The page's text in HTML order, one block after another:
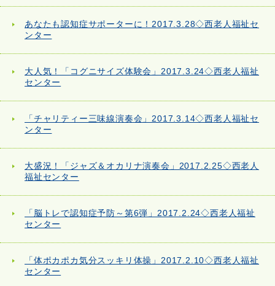
あなたも認知症サポーターに！2017.3.28◇西老人福祉セ
ンター
大人気！「コグニサイズ体験会」2017.3.24◇西老人福祉
センター
「チャリティー三味線演奏会」2017.3.14◇西老人福祉セ
ンター
大盛況！「ジャズ＆オカリナ演奏会」2017.2.25◇西老人
福祉センター
「脳トレで認知症予防～第6弾」2017.2.24◇西老人福祉
センター
「体ポカポカ気分スッキリ体操」2017.2.10◇西老人福祉
センター